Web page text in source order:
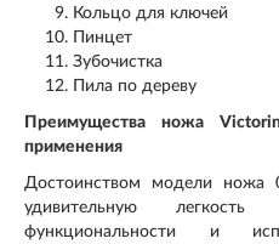
Кольцо для ключей
Пинцет
Зубочистка
Пила по дереву
Преимущества ножа
применения
Достоинством модели ножа
удивительную
функциональности и